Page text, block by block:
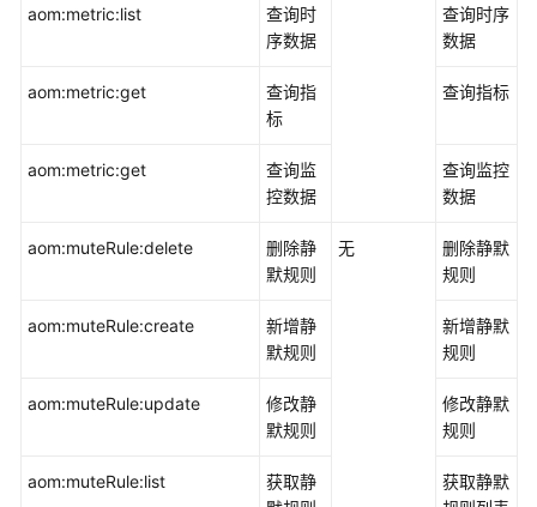
aom:metric:list
查询时
序数据
查询时序
数据
aom:metric:get
查询指
标
查询指标
aom:metric:get
查询监
控数据
查询监控
数据
aom:muteRule:delete
删除静
默规则
无
删除静默
规则
aom:muteRule:create
新增静
默规则
新增静默
规则
aom:muteRule:update
修改静
默规则
修改静默
规则
aom:muteRule:list
获取静
获取静默